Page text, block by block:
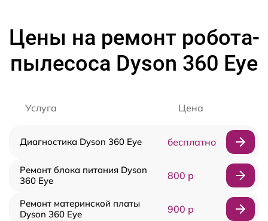
Цены на ремонт робота-
пылесоса Dyson 360 Eye
Услуга Цена
Диагностика Dyson 360 Eye бесплатно
Ремонт блока питания Dyson
360 Eye
800 р
Ремонт материнской платы
Dyson 360 Eye
900 р